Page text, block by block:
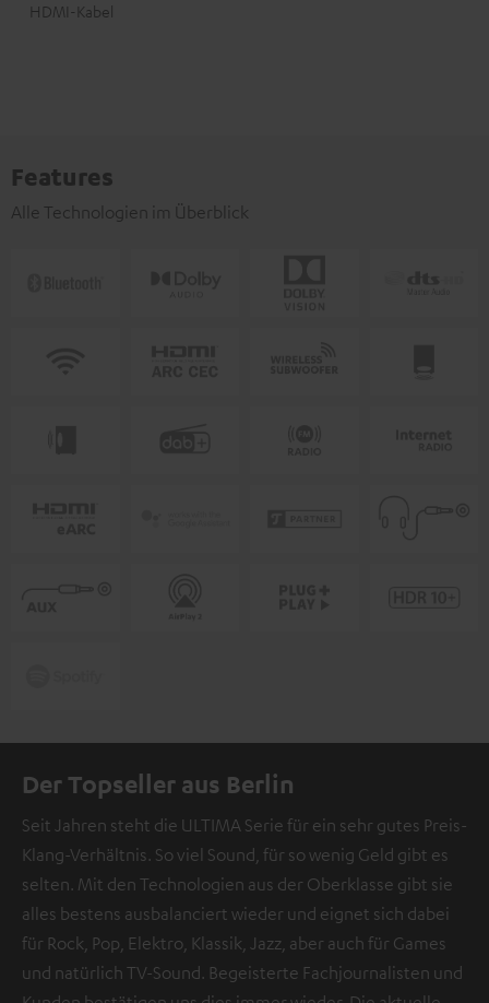
HDMI-Kabel
Features
Alle Technologien im Überblick
Der Topseller aus Berlin
Seit Jahren steht die ULTIMA Serie für ein sehr gutes Preis-
Klang-Verhältnis. So viel Sound, für so wenig Geld gibt es
selten. Mit den Technologien aus der Oberklasse gibt sie
alles bestens ausbalanciert wieder und eignet sich dabei
für Rock, Pop, Elektro, Klassik, Jazz, aber auch für Games
und natürlich TV-Sound. Begeisterte Fachjournalisten und